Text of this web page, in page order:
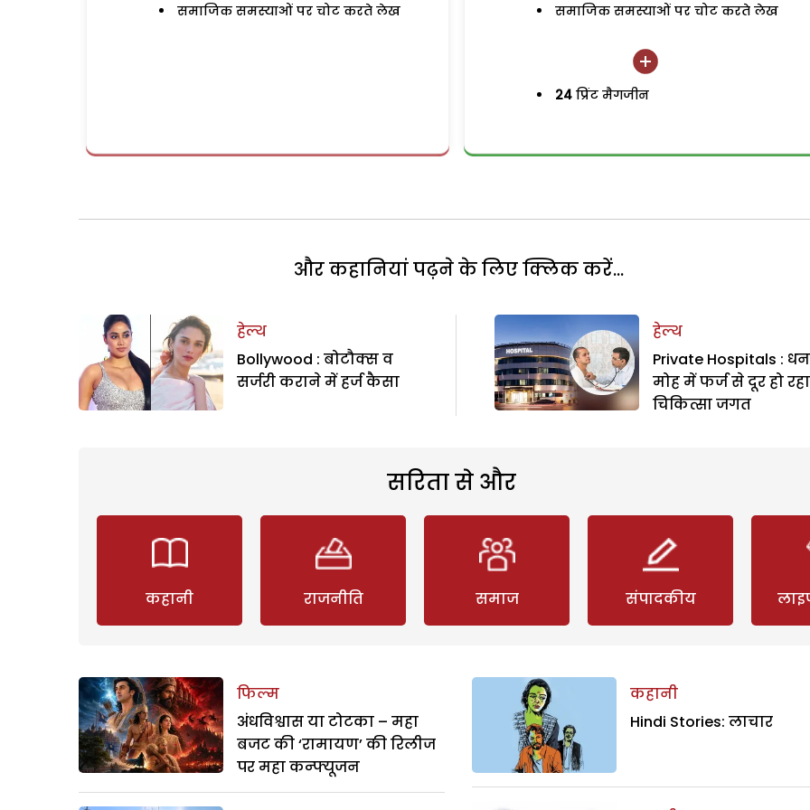
समाजिक समस्याओं पर चोट करते लेख समाजिक समस्याओं पर चोट करते लेख
24 प्रिंट मैगजीन
और कहानियां पढ़ने के लिए क्लिक करें...
हेल्थ
Bollywood : बोटौक्स व
सर्जरी कराने में हर्ज कैसा
हेल्थ
Private Hospitals :
मोह में फर्ज से दूर हो रहा
चिकित्सा जगत
सरिता से और
कहानी राजनीति समाज संपादकीय
फिल्म
अंधविश्वास या टोटका – महा
बजट की ‘रामायण’ की रिलीज
पर महा कन्फ्यूजन
कहानी
Hindi Stories: लाचार